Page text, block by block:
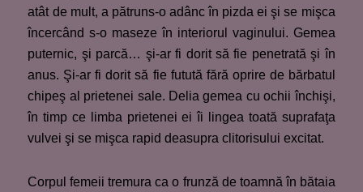
atât de mult, a pătruns-o adânc în pizda ei şi se mişca
încercând s-o maseze în interiorul vaginului. Gemea
puternic, şi parcă… şi-ar fi dorit să fie penetrată şi în
anus. Şi-ar fi dorit să fie futută fără oprire de bărbatul
chipeş al prietenei sale. Delia gemea cu ochii închişi,
în timp ce limba prietenei ei îi lingea toată suprafaţa
vulvei şi se mişca rapid deasupra clitorisului excitat.
Corpul femeii tremura ca o frunză de toamnă în bătaia